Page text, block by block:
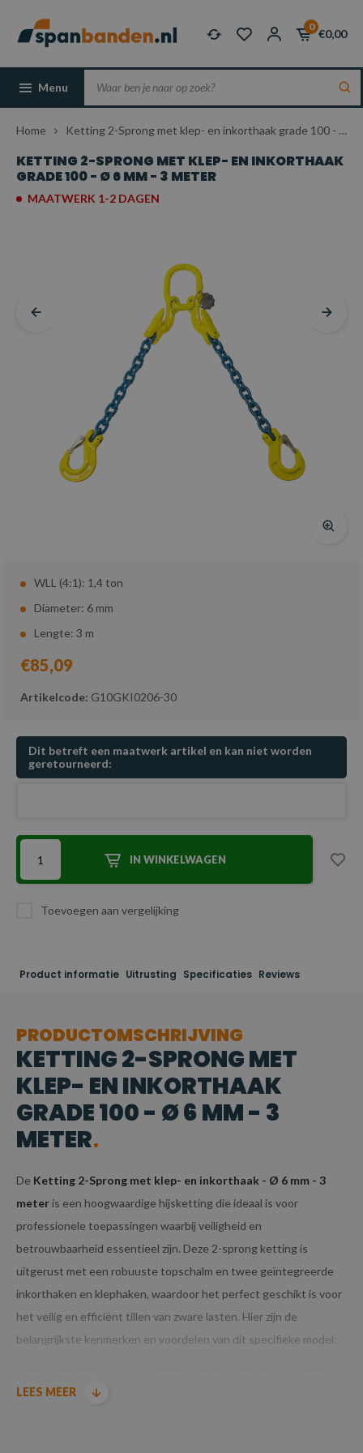
0
€0,00
Menu
Home Ketting 2-Sprong met klep- en inkorthaak grade 100 - Ø 6 mm - 3 meter
KETTING 2-SPRONG MET KLEP- EN INKORTHAAK
GRADE 100 - Ø 6 MM - 3 METER
MAATWERK 1-2 DAGEN
WLL (4:1): 1,4 ton
Diameter: 6 mm
Lengte: 3 m
€85,09
Artikelcode: G10GKI0206-30
Dit betreft een maatwerk artikel en kan niet worden
geretourneerd:
IN WINKELWAGEN
Toevoegen aan vergelijking
Product informatie Uitrusting Specificaties Reviews
PRODUCTOMSCHRIJVING
KETTING 2-SPRONG MET
KLEP- EN INKORTHAAK
GRADE 100 - Ø 6 MM - 3
METER
De Ketting 2-Sprong met klep- en inkorthaak - Ø 6 mm - 3
meteris een hoogwaardige hijsketting die ideaal is voor
professionele toepassingen waarbij veiligheid en
betrouwbaarheid essentieel zijn. Deze 2-sprong ketting is
uitgerust met een robuuste topschalm en twee geïntegreerde
inkorthaken en klephaken, waardoor het perfect geschikt is voor
het veilig en efficiënt tillen van zware lasten. Hier zijn de
belangrijkste kenmerken en voordelen van dit specifieke model:
KLEP- EN INKORTHAAK GRADE 100 - Ø 6 MM -
LEES MEER